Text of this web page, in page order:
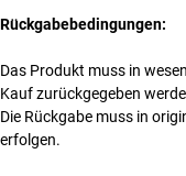
Kundendienst
Anmelden
Kundendienst
Bauen mit Klang
Rückgabebedingungen:
Das Produkt muss in
Kauf zurückgegeben
Die Rückgabe muss in
erfolgen.